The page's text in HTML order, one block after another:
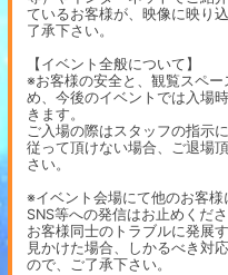
ているお客様が、映像に映り
了承下さい。
【イベント全般について】
※お客様の安全と、観覧スペ
め、今後のイベントでは入場
きます。
ご入場の際はスタッフの指示
従って頂けない場合、ご退場
さい。
※イベント会場にて他のお客様
SNS等への発信はお止めくださ
お客様同士のトラブルに発展
見かけた場合、しかるべき対
ので、ご了承下さい。